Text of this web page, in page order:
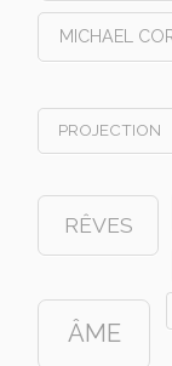
MICHAEL
PROJECTION
RÊVES
ÂME